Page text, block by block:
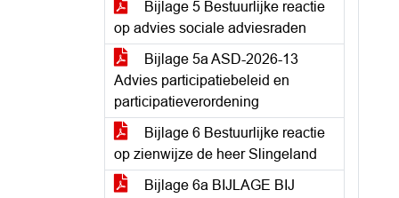
Bijlage 5 Bestuurlijke reactie
op advies sociale adviesraden
Bijlage 5a ASD-2026-13
Advies participatiebeleid en
participatieverordening
Bijlage 6 Bestuurlijke reactie
op zienwijze de heer Slingeland
Bijlage 6a BIJLAGE BIJ